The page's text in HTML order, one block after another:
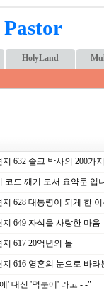
HolyLand
지 632 솔크 박사의 200가
코드 깨기 도서 요약문 입
지 628 대통령이 되게 한
지 649 자식을 사랑한 마음
지 617 20억년의 돌
지 616 영혼의 눈으로 바라
' 대신 '덕분에' 라고 - -"